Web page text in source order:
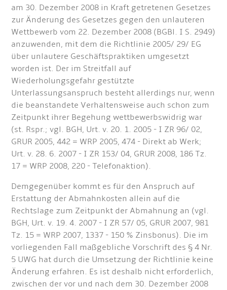
am 30. Dezember 2008 in Kraft getretenen Gesetzes
zur Änderung des Gesetzes gegen den unlauteren
Wettbewerb vom 22. Dezember 2008 (BGBl. I S. 2949)
anzuwenden, mit dem die Richtlinie 2005/ 29/ EG
über unlautere Geschäftspraktiken umgesetzt
worden ist. Der im Streitfall auf
Wiederholungsgefahr gestützte
Unterlassungsanspruch besteht allerdings nur, wenn
die beanstandete Verhaltensweise auch schon zum
Zeitpunkt ihrer Begehung wettbewerbswidrig war
(st. Rspr.; vgl. BGH, Urt. v. 20. 1. 2005 - I ZR 96/ 02,
GRUR 2005, 442 = WRP 2005, 474 - Direkt ab Werk;
Urt. v. 28. 6. 2007 - I ZR 153/ 04, GRUR 2008, 186 Tz.
17 = WRP 2008, 220 - Telefonaktion).
Demgegenüber kommt es für den Anspruch auf
Erstattung der Abmahnkosten allein auf die
Rechtslage zum Zeitpunkt der Abmahnung an (vgl.
BGH, Urt. v. 19. 4. 2007 - I ZR 57/ 05, GRUR 2007, 981
Tz. 15 = WRP 2007, 1337 - 150 % Zinsbonus). Die im
vorliegenden Fall maßgebliche Vorschrift des § 4 Nr.
5 UWG hat durch die Umsetzung der Richtlinie keine
Änderung erfahren. Es ist deshalb nicht erforderlich,
zwischen der vor und nach dem 30. Dezember 2008